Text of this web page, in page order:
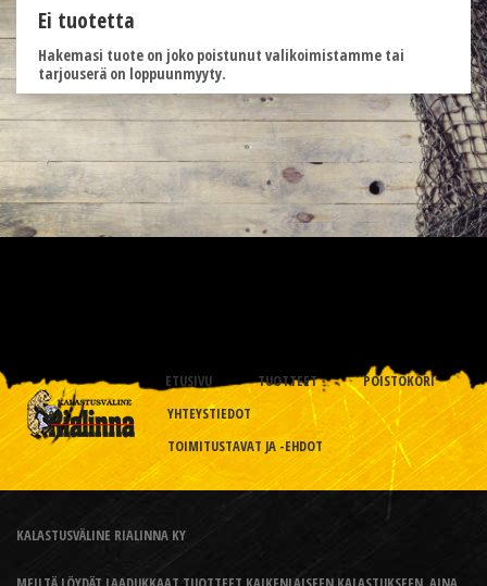
Ei tuotetta
Hakemasi tuote on joko poistunut valikoimistamme tai
tarjouserä on loppuunmyyty.
ETUSIVU TUOTTEET
POISTOKORI
YHTEYSTIEDOT
TOIMITUSTAVAT JA -EHDOT
KALASTUSVÄLINE RIALINNA KY